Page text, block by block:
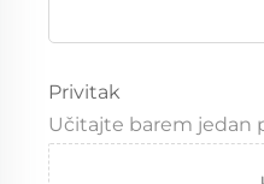
Privitak
Učitajte barem jedan